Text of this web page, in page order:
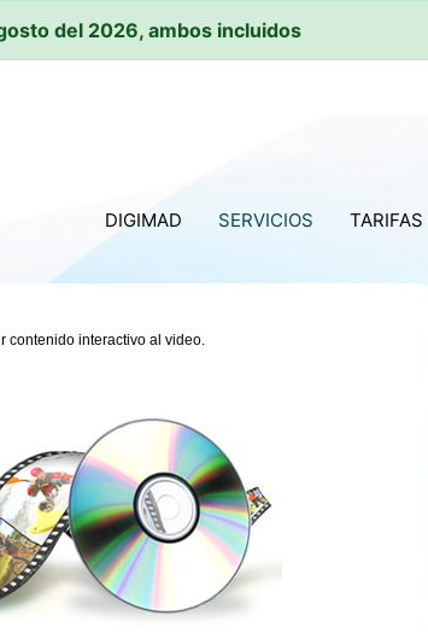
del 2026, ambos incluidos
DIGIMAD SERVICIOS TARIFAS
contenido interactivo al video.